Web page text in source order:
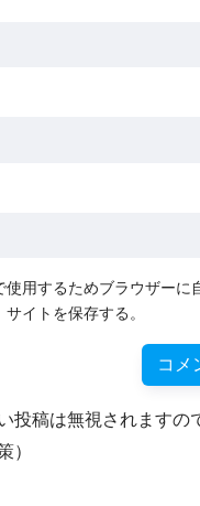
用するためブラウザーに
イトを保存する。
投稿は無視されますの
）